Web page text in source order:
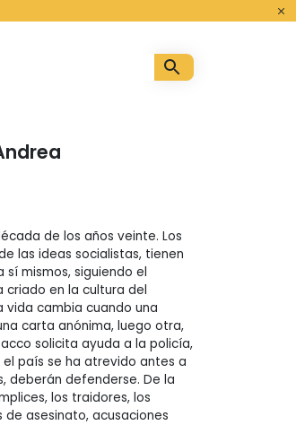
de los años veinte. Los
las ideas socialistas, tienen
mismos, siguiendo el
criado en la cultura del
vida cambia cuando una
carta anónima, luego otra,
solicita ayuda a la policía,
país se ha atrevido antes a
deberán defenderse. De la
los traidores, los
asesinato, acusaciones